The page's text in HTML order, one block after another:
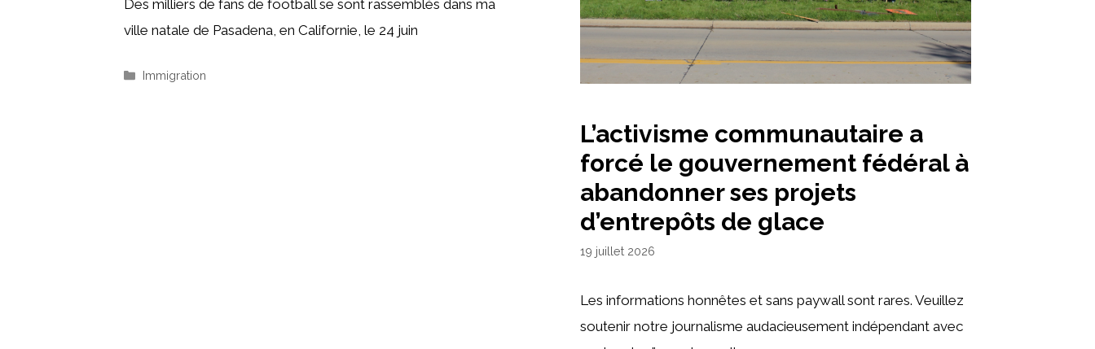
Des milliers de fans de football se sont rassemblés dans ma
ville natale de Pasadena, en Californie, le 24 juin
Catégories
Immigration
L’activisme communautaire a
forcé le gouvernement fédéral à
abandonner ses projets
d’entrepôts de glace
19 juillet 2026
Les informations honnêtes et sans paywall sont rares. Veuillez
soutenir notre journalisme audacieusement indépendant avec